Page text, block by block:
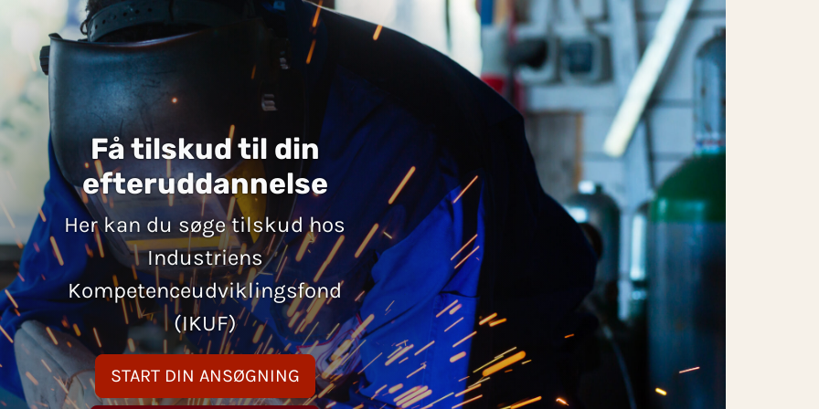
Få tilskud til din
efteruddannelse
Her kan du søge tilskud hos
Industriens
Kompetenceudviklingsfond
(IKUF)
START DIN ANSØGNING